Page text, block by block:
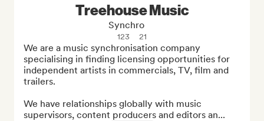
Treehouse Music
Synchro
123 21
We are a music synchronisation company
specialising in finding licensing opportunities for
independent artists in commercials, TV, film and
trailers.
We have relationships globally with music
supervisors, content producers and editors an...